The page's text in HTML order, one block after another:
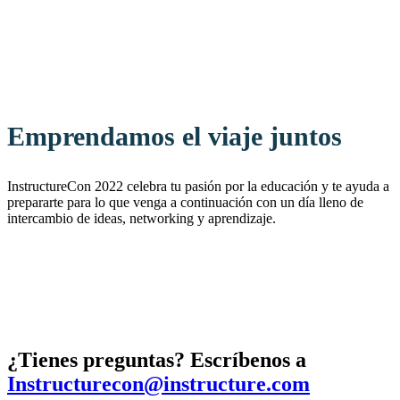
Emprendamos el viaje juntos
InstructureCon 2022 celebra tu pasión por la educación y te ayuda a
prepararte para lo que venga a continuación con un día lleno de
intercambio de ideas, networking y aprendizaje.
¿Tienes preguntas? Escríbenos a
Instructurecon@instructure.com